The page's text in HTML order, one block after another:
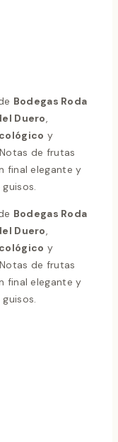
Bodegas Roda
Duero,
y
de frutas
final elegante y
Bodegas Roda
Duero,
y
de frutas
final elegante y